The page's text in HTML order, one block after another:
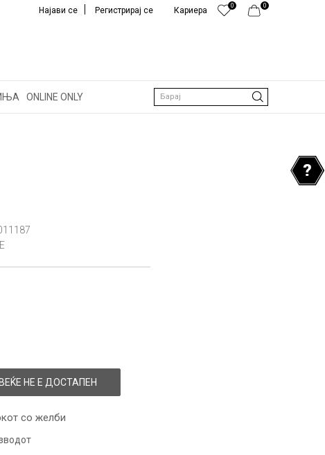
0
0
Кариера
Најави се Регистрирај се
ONLINE ONLY Барај
НЕ Е ДОСТАПЕН
со желби